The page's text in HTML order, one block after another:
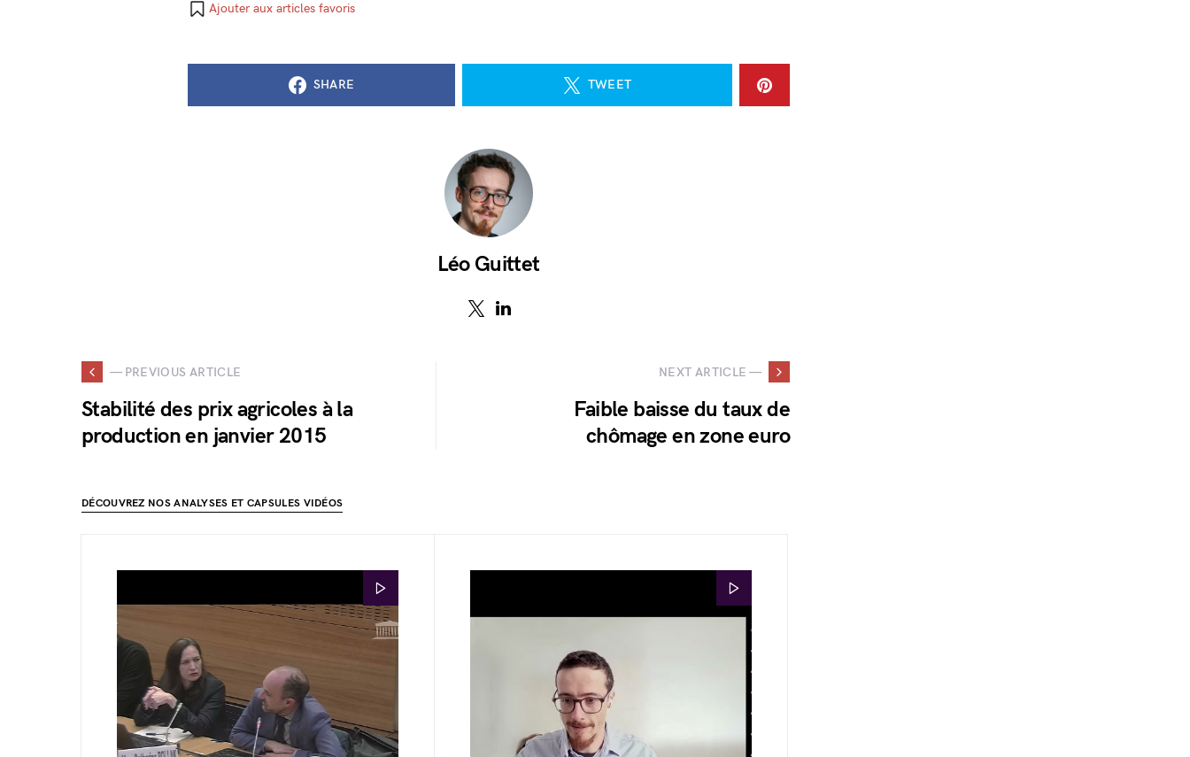
Ajouter aux articles favoris
SHARE TWEET
Léo Guittet
— PREVIOUS ARTICLE
Stabilité des prix agricoles à la
production en janvier 2015
NEXT ARTICLE —
Faible baisse du taux de
chômage en zone euro
DÉCOUVREZ NOS ANALYSES ET CAPSULES VIDÉOS